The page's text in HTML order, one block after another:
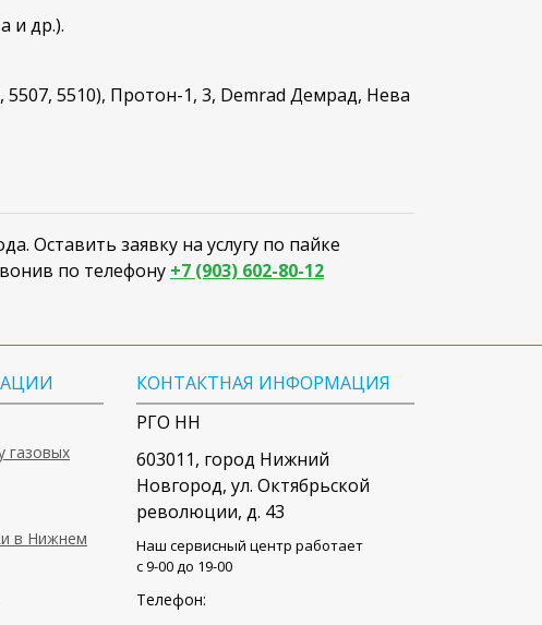
и др.).
5507, 5510), Протон-1, 3, Demrad Демрад, Нева
Оставить заявку на услугу по пайке
по телефону +7 (903) 602-80-12
газовых
в Нижнем
КОНТАКТНАЯ ИНФОРМАЦИЯ
РГО НН
603011, город Нижний
Новгород, ул. Октябрьской
революции, д. 43
Наш сервисный центр работает
c 9-00 до 19-00
Телефон: